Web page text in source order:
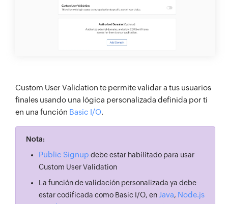
Custom User Validation te permite validar a tus usuarios
finales usando una lógica personalizada definida por ti
en una función Basic I/O.
Nota:
Public Signup debe estar habilitado para usar
Custom User Validation
La función de validación personalizada ya debe
estar codificada como Basic I/O, en Java, Node.js